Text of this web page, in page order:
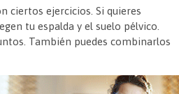
ciertos ejercicios. Si quieres
tu espalda y el suelo pélvico.
También puedes combinarlos